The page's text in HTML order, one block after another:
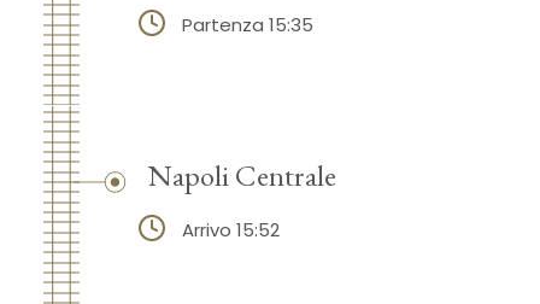
Partenza 15:35
Napoli Centrale
Arrivo 15:52